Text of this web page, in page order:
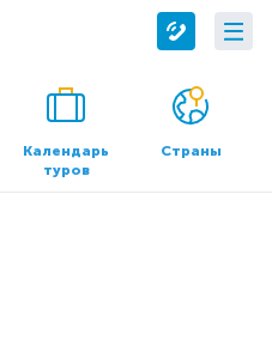
О компании
О нас
Контакты
Календарь
туров
Страны